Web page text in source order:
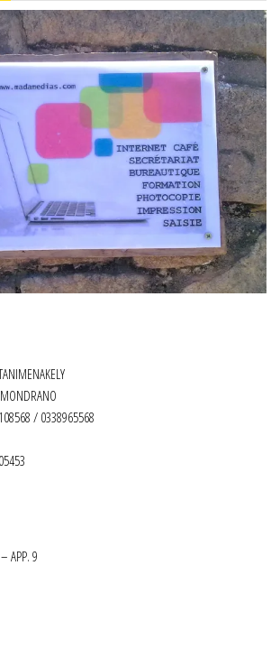
/ 0338965568
APP. 9